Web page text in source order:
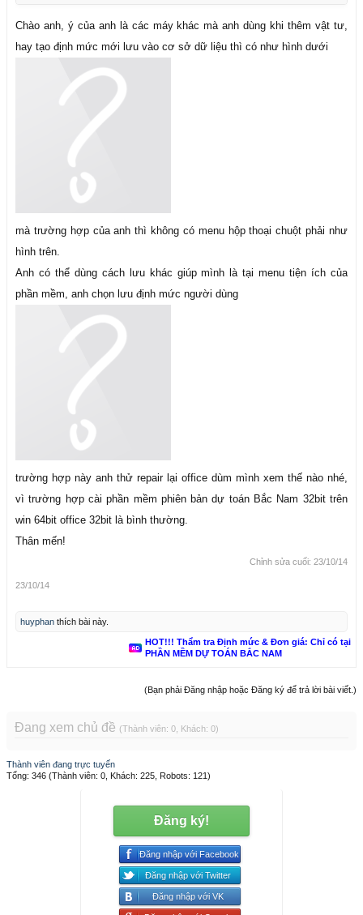
Chào anh, ý của anh là các máy khác mà anh dùng khi thêm vật tư,
hay tạo định mức mới lưu vào cơ sở dữ liệu thì có như hình dưới
mà trường hợp của anh thì không có menu hộp thoại chuột phải như
hình trên.
Anh có thể dùng cách lưu khác giúp mình là tại menu tiện ích của
phần mềm, anh chọn lưu định mức người dùng
trường hợp này anh thử repair lại office dùm mình xem thế nào nhé,
vì trường hợp cài phần mềm phiên bản dự toán Bắc Nam 32bit trên
win 64bit office 32bit là bình thường.
Thân mến!
Chỉnh sửa cuối: 23/10/14
23/10/14
huyphan thích bài này.
HOT!!! Thẩm tra Định mức & Đơn giá: Chỉ có tại
PHẦN MỀM DỰ TOÁN BẮC NAM
(Bạn phải Đăng nhập hoặc Đăng ký để trả lời bài viết.)
Đang xem chủ đề (Thành viên: 0, Khách: 0)
Thành viên đang trực tuyến
Tổng: 346 (Thành viên: 0, Khách: 225, Robots: 121)
Đăng ký!
Đăng nhập với Facebook
Đăng nhập với Twitter
Đăng nhập với VK